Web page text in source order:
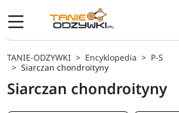
TANIE-ODZYWKI Encyklopedia
P-S
Siarczan chondroityny
Siarczan chondroityny